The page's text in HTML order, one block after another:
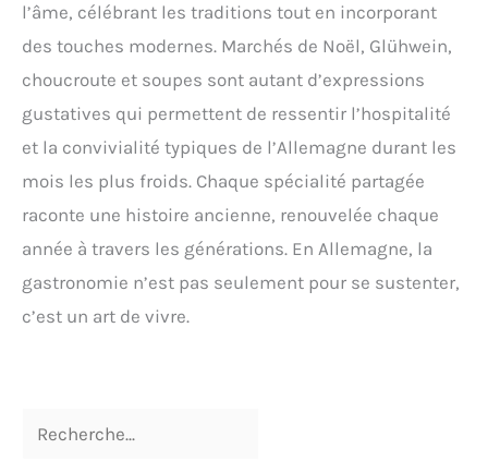
l’âme, célébrant les traditions tout en incorporant
des touches modernes. Marchés de Noël, Glühwein,
choucroute et soupes sont autant d’expressions
gustatives qui permettent de ressentir l’hospitalité
et la convivialité typiques de l’Allemagne durant les
mois les plus froids. Chaque spécialité partagée
raconte une histoire ancienne, renouvelée chaque
année à travers les générations. En Allemagne, la
gastronomie n’est pas seulement pour se sustenter,
c’est un art de vivre.